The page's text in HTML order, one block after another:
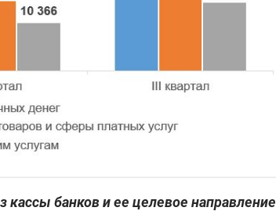
банков и ее целевое направление